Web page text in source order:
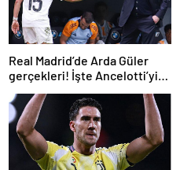
Real Madrid’de Arda Güler
gerçekleri! İşte Ancelotti’yi
yol ayrımına götüren
sebepler